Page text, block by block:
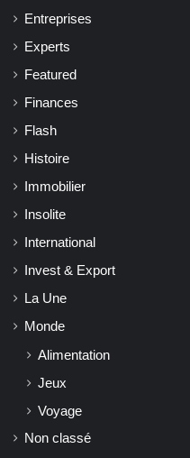
Entreprises
Experts
Featured
Finances
Flash
Histoire
Immobilier
Insolite
International
Invest & Export
La Une
Monde
Alimentation
Jeux
Voyage
Non classé